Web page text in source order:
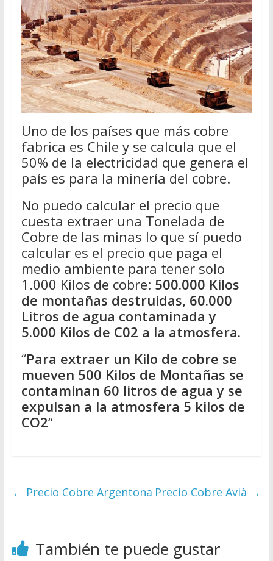
Uno de los países que más cobre
fabrica es Chile y se calcula que el
50% de la electricidad que genera el
país es para la minería del cobre.
No puedo calcular el precio que
cuesta extraer una Tonelada de
Cobre de las minas lo que sí puedo
calcular es el precio que paga el
medio ambiente para tener solo
1.000 Kilos de cobre: 500.000 Kilos
de montañas destruidas, 60.000
Litros de agua contaminada y
5.000 Kilos de C02 a la atmosfera.
“Para extraer un Kilo de cobre se
mueven 500 Kilos de Montañas se
contaminan 60 litros de agua y se
expulsan a la atmosfera 5 kilos de
CO2“
← Precio Cobre Argentona Precio Cobre Avià →
También te puede gustar